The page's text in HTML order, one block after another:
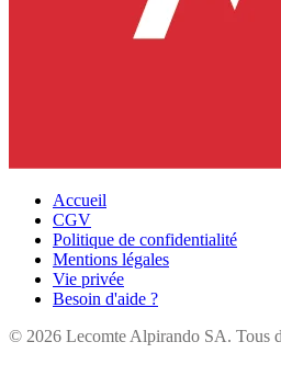
Accueil
CGV
Politique de confidentialité
Mentions légales
Vie privée
Besoin d'aide ?
© 2026 Lecomte Alpirando SA. Tous